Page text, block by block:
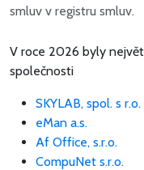
smluv v registru smluv.
V roce 2026 byly
společnosti
SKYLAB, spol. s r.o.
eMan a.s.
Af Office, s.r.o.
CompuNet s.r.o.